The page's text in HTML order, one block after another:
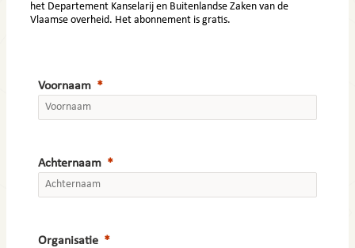
het Departement Kanselarij en Buitenlandse Zaken van de
Vlaamse overheid. Het abonnement is gratis.
Voornaam
Achternaam
Organisatie